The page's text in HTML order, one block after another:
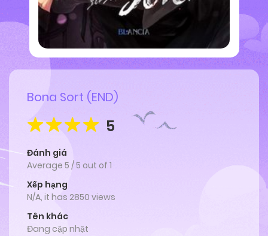
Bona Sort (END)
5
Đánh giá
Average 5 /5 out of 1
Xếp hạng
N/A, it has 2850 views
Tên khác
Đang cập nhật